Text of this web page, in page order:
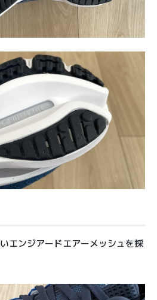
エンジアードエアーメッシュを採